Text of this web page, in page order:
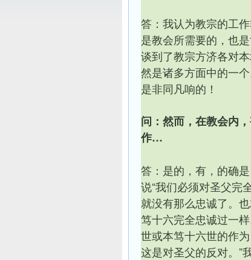
答：我认为教宗的工
是教会所需要的，也
谈到了教宗方济各对
然是诸多方面中的一个
是非同凡响的！
问：然而，在教会内
作…
答：是的，有，的确
说“我们必须对圣父完
就没有那么忠诚了。
笃十六完全忠诚过一
世或本笃十六世的作
这是对圣父的反对。”